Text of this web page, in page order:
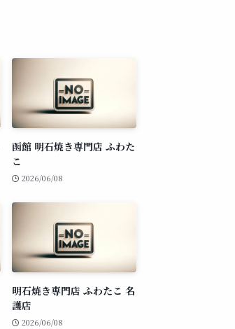
函館 明石焼き専門店 ふわた
こ
2026/06/08
明石焼き専門店 ふわたこ 名
護店
2026/06/08